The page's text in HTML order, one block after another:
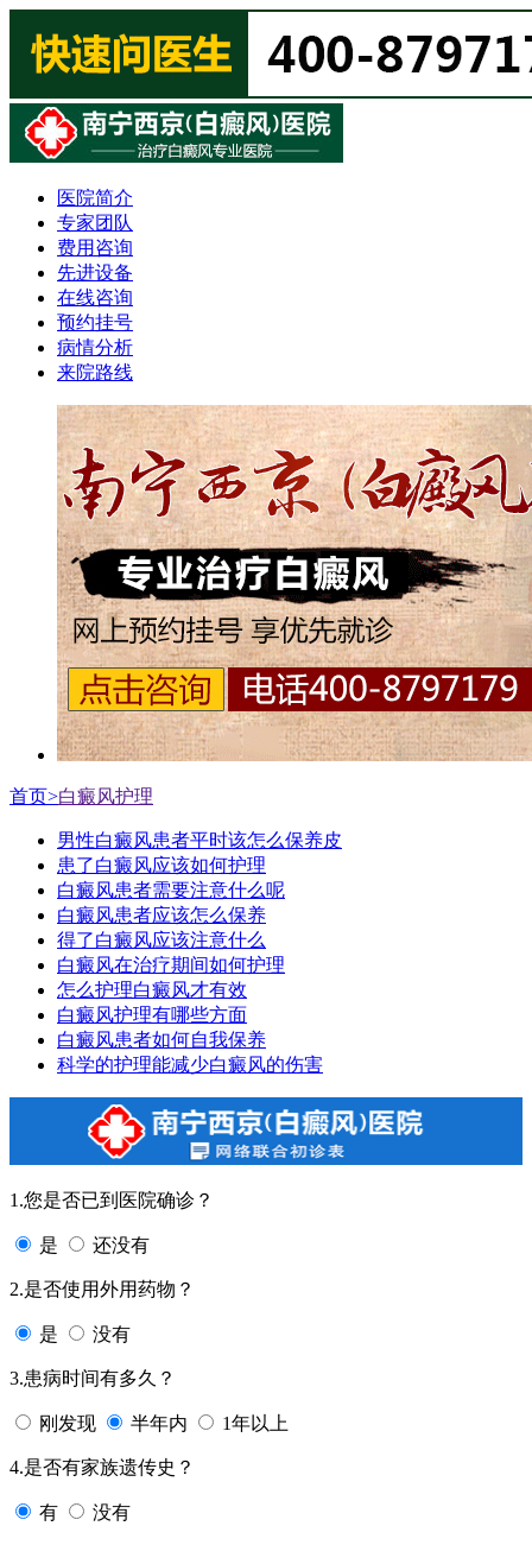
医院简介
专家团队
费用咨询
先进设备
在线咨询
预约挂号
病情分析
来院路线
首页>白癜风护理
男性白癜风患者平时该怎么保养皮
患了白癜风应该如何护理
白癜风患者需要注意什么呢
白癜风患者应该怎么保养
得了白癜风应该注意什么
白癜风在治疗期间如何护理
怎么护理白癜风才有效
白癜风护理有哪些方面
白癜风患者如何自我保养
科学的护理能减少白癜风的伤害
1.您是否已到医院确诊？
是 还没有
2.是否使用外用药物？
是 没有
3.患病时间有多久？
刚发现 半年内 1年以上
4.是否有家族遗传史？
有 没有